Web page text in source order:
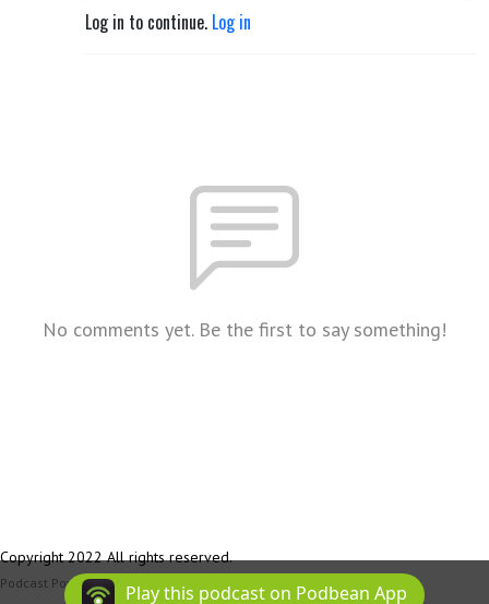
Log in to continue. Log in
No comments yet. Be the first to say something!
Copyright 2022 All rights reserved.
Podcast Powered By Podbean
Play this podcast on Podbean App